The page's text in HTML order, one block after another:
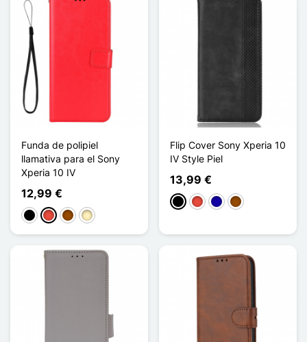
Funda de polipiel
llamativa para el Sony
Xperia 10 IV
12,99 €
NegroRojoMarrón
Oro
Flip Cover Sony Xperia 10
IV Style Piel
13,99 €
NegroRojoAzul oscuro
Marrón